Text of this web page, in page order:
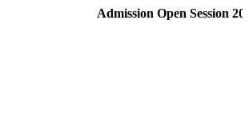
Admission Open Session